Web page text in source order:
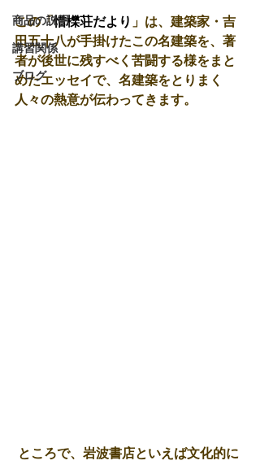
商品の説明
講習関係
ブログ
この「惜櫟荘だより 」は、建築家・吉
田五十八が手掛けたこの名建築を、著
者が後世に残すべく苦闘する様をまと
めたエッセイで、名建築をとりまく
人々の熱意が伝わってきます。